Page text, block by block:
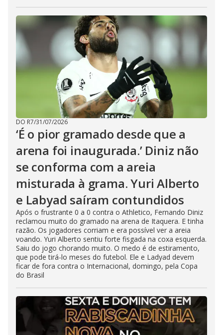
DO R7/31/07/2026
‘É o pior gramado desde que a
arena foi inaugurada.’ Diniz não
se conforma com a areia
misturada à grama. Yuri Alberto
e Labyad saíram contundidos
Após o frustrante 0 a 0 contra o Athletico, Fernando Diniz
reclamou muito do gramado na arena de Itaquera. E tinha
razão. Os jogadores corriam e era possível ver a areia
voando. Yuri Alberto sentiu forte fisgada na coxa esquerda.
Saiu do jogo chorando muito. O medo é de estiramento,
que pode tirá-lo meses do futebol. Ele e Ladyad devem
ficar de fora contra o Internacional, domingo, pela Copa
do Brasil